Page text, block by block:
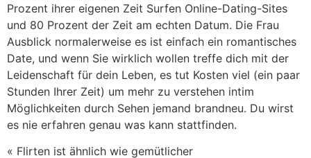
Prozent ihrer eigenen Zeit Surfen Online-Dating-Sites
und 80 Prozent der Zeit am echten Datum. Die Frau
Ausblick normalerweise es ist einfach ein romantisches
Date, und wenn Sie wirklich wollen treffe dich mit der
Leidenschaft für dein Leben, es tut Kosten viel (ein paar
Stunden Ihrer Zeit) um mehr zu verstehen intim
Möglichkeiten durch Sehen jemand brandneu. Du wirst
es nie erfahren genau was kann stattfinden.
« Flirten ist ähnlich wie gemütlicher